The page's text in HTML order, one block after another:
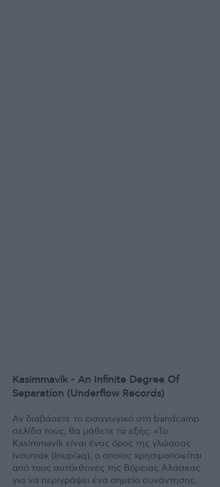
Kasimmavik - An Infinite Degree Of
Separation (Underflow Records)
Αν διαβάσετε το εισαγωγικό στη bandcamp
σελίδα τους, θα μάθετε τα εξής: «Το
Kasímmavik είναι ένας όρος της γλώσσας
Ινουπιάκ (Inupiaq), ο οποίος χρησιμοποιείται
από τους αυτόχθονες της Βόρειας Αλάσκας
για να περιγράψει ένα σημείο συνάντησης.